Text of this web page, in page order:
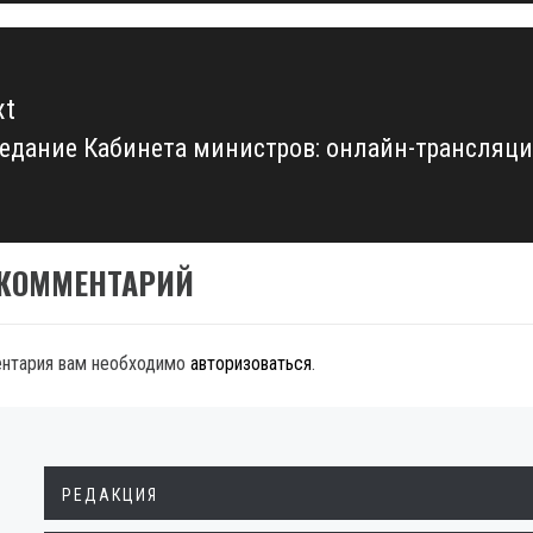
Кабинета министров: онлайн-
вам необходимо авторизоваться.
РЕДАКЦИЯ